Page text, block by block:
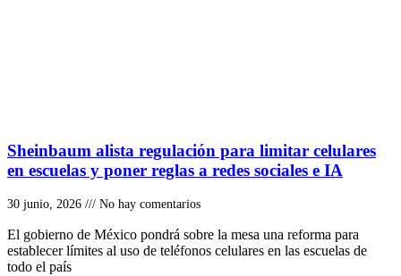
Sheinbaum alista regulación para limitar celulares
en escuelas y poner reglas a redes sociales e IA
30 junio, 2026 No hay comentarios
El gobierno de México pondrá sobre la mesa una reforma para
establecer límites al uso de teléfonos celulares en las escuelas de
todo el país